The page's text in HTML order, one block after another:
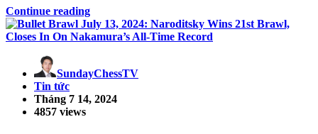
Continue reading
SundayChessTV
Tin tức
Tháng 7 14, 2024
4857 views